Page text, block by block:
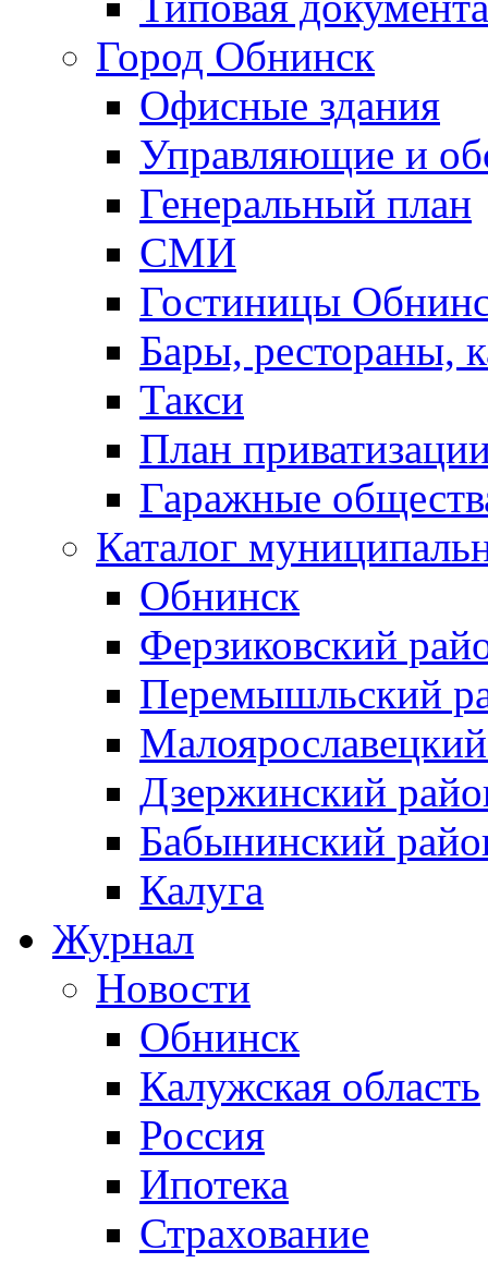
Город Обнинск
Офисные здания
Управляющие и
Генеральный план
СМИ
Гостиницы
Бары, рестораны,
Такси
План
Гаражные
Каталог
Обнинск
Ферзиковский
Перемышльский
Дзержинский
Бабынинский
Калуга
Журнал
Новости
Обнинск
Калужская область
Россия
Ипотека
Страхование